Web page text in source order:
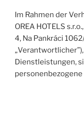
Im Rahmen der
OREA HOTELS
4, Na Pankráci
Dienstleistungen,